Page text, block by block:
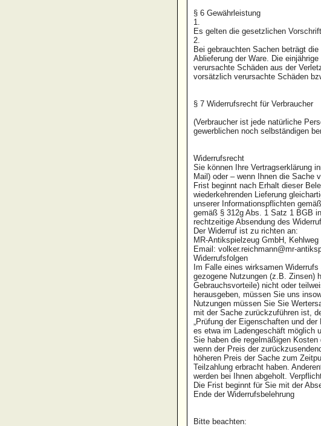
§ 6 Gewährleistung
1.
Es gelten die gesetzlichen
2.
Bei gebrauchten Sachen beträgt
Ablieferung der Ware. Die
verursachte Schäden aus der
vorsätzlich verursachte Schäden
§ 7 Widerrufsrecht für Verbraucher
(Verbraucher ist jede natürliche
gewerblichen noch selbständigen
Widerrufsrecht
Sie können Ihre Vertragserklärung
Mail) oder – wenn Ihnen die Sache
Frist beginnt nach Erhalt dieser
wiederkehrenden Lieferung
unserer Informationspflichten
gemäß § 312g Abs. 1 Satz 1 BGB
rechtzeitige Absendung des
Der Widerruf ist zu richten an:
MR-Antikspielzeug GmbH,
Email: volker.reichmann@mr-
Widerrufsfolgen
Im Falle eines wirksamen
gezogene Nutzungen (z.B. Zinsen)
Gebrauchsvorteile) nicht oder
herausgeben, müssen Sie uns
Nutzungen müssen Sie Sie
mit der Sache zurückzuführen ist,
„Prüfung der Eigenschaften und
es etwa im Ladengeschäft möglich
Sie haben die regelmäßigen
wenn der Preis der
höheren Preis der Sache zum
Teilzahlung erbracht haben.
werden bei Ihnen abgeholt.
Die Frist beginnt für Sie mit der
Ende der Widerrufsbelehrung
Bitte beachten: